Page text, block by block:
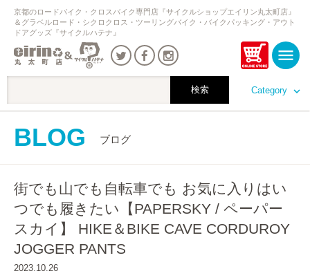
Category
京都のロードバイク・クロスバイク専門店『サイクルショップエイリン丸太町店』
＆グラベルロード・シクロクロス・ツーリングバイク・バイクパッキング・アウト
ドアグッズ『サイクルハテナ』
BLOG ブログ
街でも山でも自転車でも お気に入りはい
つでも履きたい【PAPERSKY / ペーパー
スカイ】 HIKE＆BIKE CAVE CORDUROY
JOGGER PANTS
2023.10.26